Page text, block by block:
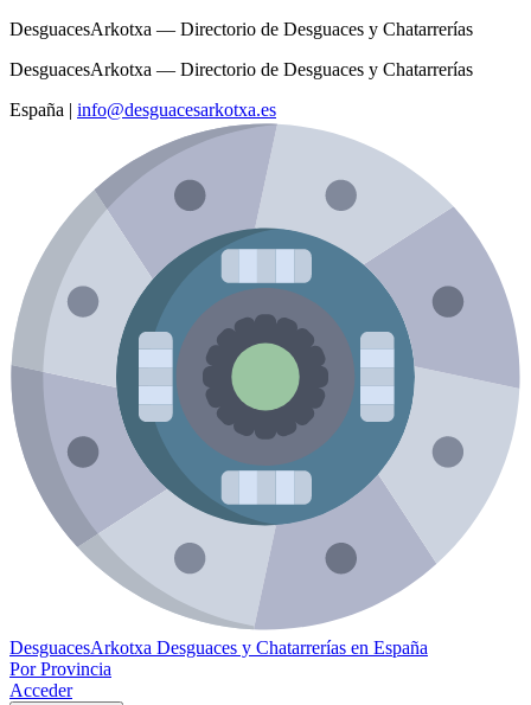
DesguacesArkotxa — Directorio de Desguaces y Chatarrerías
DesguacesArkotxa — Directorio de Desguaces y Chatarrerías
España | info@desguacesarkotxa.es
DesguacesArkotxa Desguaces y Chatarrerías en España
Por Provincia
Acceder